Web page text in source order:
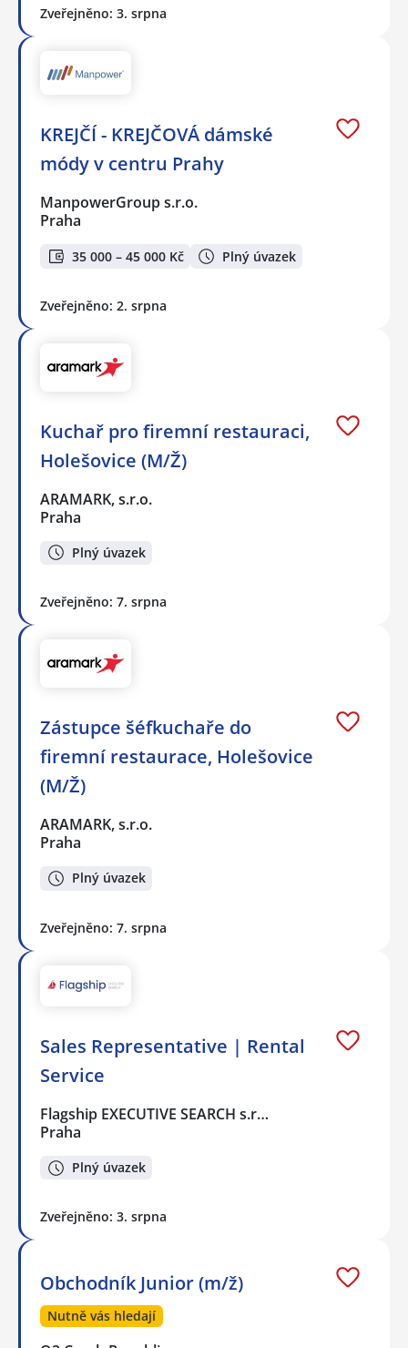
Zveřejněno: 3. srpna
KREJČÍ - KREJČOVÁ dámské
módy v centru Prahy
ManpowerGroup s.r.o.
Praha
35 000 – 45 000 Kč Plný úvazek
Zveřejněno: 2. srpna
Kuchař pro firemní restauraci,
Holešovice (M/Ž)
ARAMARK, s.r.o.
Praha
Plný úvazek
Zveřejněno: 7. srpna
Zástupce šéfkuchaře do
firemní restaurace, Holešovice
(M/Ž)
ARAMARK, s.r.o.
Praha
Plný úvazek
Zveřejněno: 7. srpna
Sales Representative | Rental
Service
Flagship EXECUTIVE SEARCH s.r…
Praha
Plný úvazek
Zveřejněno: 3. srpna
Obchodník Junior (m/ž)
Nutně vás hledají